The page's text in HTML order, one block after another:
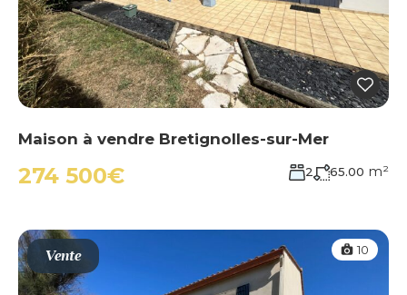
Maison à vendre Bretignolles-sur-Mer
274 500€ 2 65.00 m²
Vente 10